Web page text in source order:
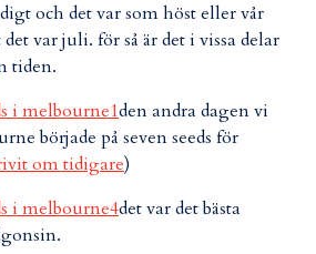
och det var som höst eller vår
var juli. för så är det i vissa delar
tiden.
den andra dagen vi
började på seven seeds för
om tidigare)
det var det bästa